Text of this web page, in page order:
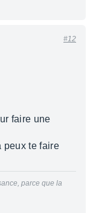
#12
faire une
peux te faire
parce que la